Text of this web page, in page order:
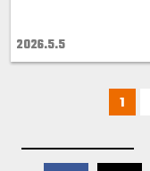
2026.5.5
1